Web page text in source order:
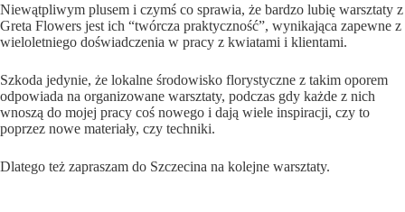
Niewątpliwym plusem i czymś co sprawia, że bardzo lubię warsztaty z
Greta Flowers jest ich “twórcza praktyczność”, wynikająca zapewne z
wieloletniego doświadczenia w pracy z kwiatami i klientami.
Szkoda jedynie, że lokalne środowisko florystyczne z takim oporem
odpowiada na organizowane warsztaty, podczas gdy każde z nich
wnoszą do mojej pracy coś nowego i dają wiele inspiracji, czy to
poprzez nowe materiały, czy techniki.
Dlatego też zapraszam do Szczecina na kolejne warsztaty.